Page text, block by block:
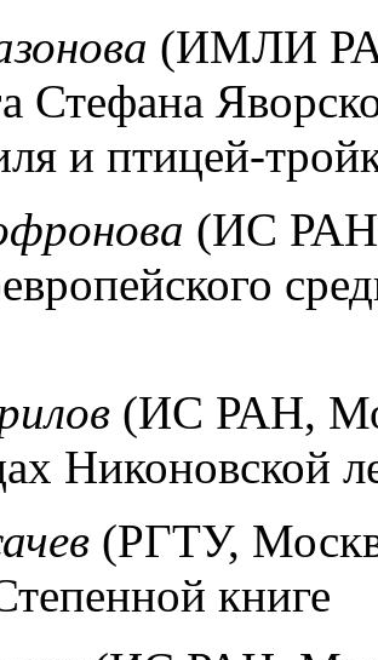
(ИМЛИ
Стефана
и птицей-
(ИС
(ИС РАН,
Никоновской
(РГТУ,
книге